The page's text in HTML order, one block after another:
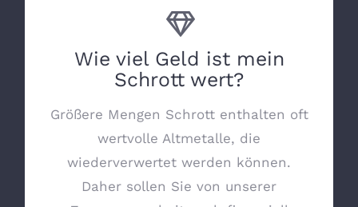
Wie viel Geld ist mein
Schrott wert?
Größere Mengen Schrott enthalten oft
wertvolle Altmetalle, die
wiederverwertet werden können.
Daher sollen Sie von unserer